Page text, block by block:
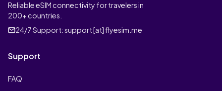
Reliable eSIM connectivity for travelers in
200+ countries.
24/7 Support:support [at] flyesim.me
Support
FAQ